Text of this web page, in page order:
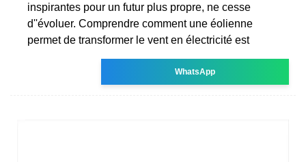
inspirantes pour un futur plus propre, ne cesse
d''évoluer. Comprendre comment une éolienne
permet de transformer le vent en électricité est
WhatsApp